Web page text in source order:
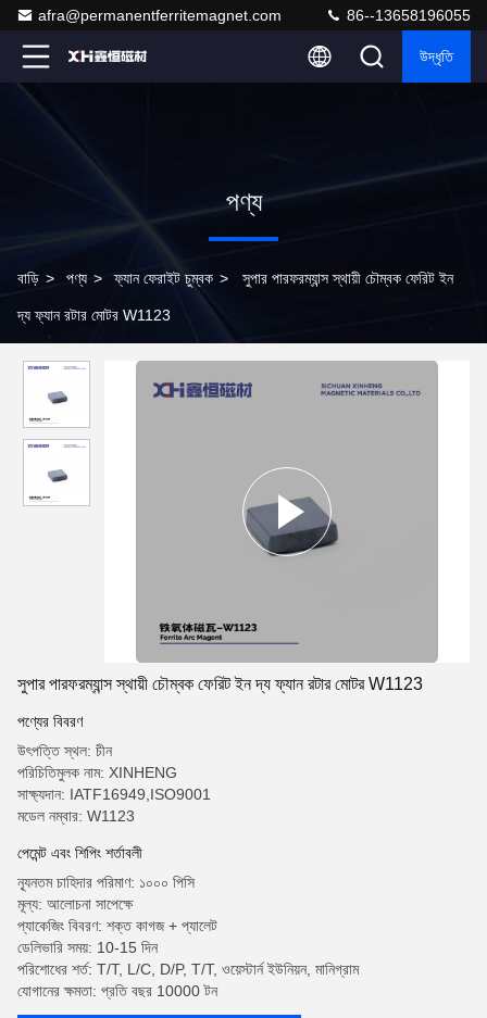
afra@permanentferritemagnet.com 86--13658196055
উদ্ধৃতি
পণ্য
বাড়ি > পণ্য > ফ্যান ফেরাইট চুম্বক > সুপার পারফরম্যান্স স্থায়ী চৌম্বক ফেরিট ইন
দ্য ফ্যান রটার মোটর W1123
সুপার পারফরম্যান্স স্থায়ী চৌম্বক ফেরিট ইন দ্য ফ্যান রটার মোটর W1123
পণ্যের বিবরণ
উৎপত্তি স্থল: চীন
পরিচিতিমুলক নাম: XINHENG
সাক্ষ্যদান: IATF16949,ISO9001
মডেল নম্বার: W1123
পেমেন্ট এবং শিপিং শর্তাবলী
ন্যূনতম চাহিদার পরিমাণ: ১০০০ পিসি
মূল্য: আলোচনা সাপেক্ষে
প্যাকেজিং বিবরণ: শক্ত কাগজ + প্যালেট
ডেলিভারি সময়: 10-15 দিন
পরিশোধের শর্ত: T/T, L/C, D/P, T/T, ওয়েস্টার্ন ইউনিয়ন, মানিগ্রাম
যোগানের ক্ষমতা: প্রতি বছর 10000 টন